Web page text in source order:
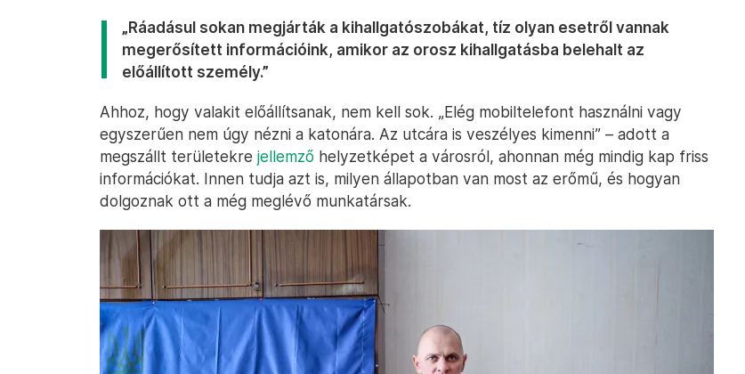
„Ráadásul sokan megjárták a kihallgatószobákat, tíz olyan esetről vannak
megerősített információink, amikor az orosz kihallgatásba belehalt az
előállított személy.”
Ahhoz, hogy valakit előállítsanak, nem kell sok. „Elég mobiltelefont használni vagy
egyszerűen nem úgy nézni a katonára. Az utcára is veszélyes kimenni” – adott a
megszállt területekre jellemző helyzetképet a városról, ahonnan még mindig kap friss
információkat. Innen tudja azt is, milyen állapotban van most az erőmű, és hogyan
dolgoznak ott a még meglévő munkatársak.